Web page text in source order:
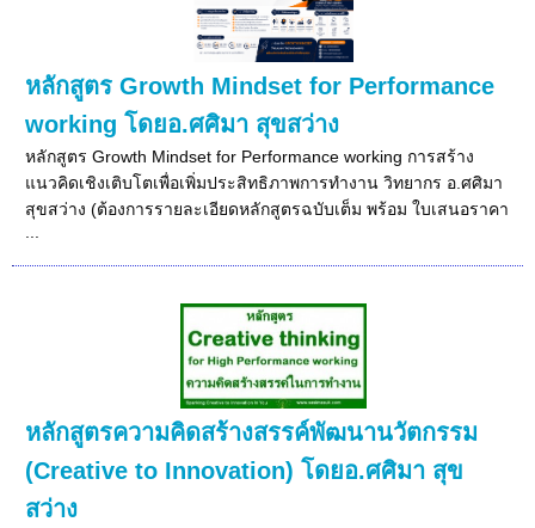
หลักสูตร Growth Mindset for Performance
working โดยอ.ศศิมา สุขสว่าง
หลักสูตร Growth Mindset for Performance working การสร้าง
แนวคิดเชิงเติบโตเพื่อเพิ่มประสิทธิภาพการทำงาน วิทยากร อ.ศศิมา
สุขสว่าง (ต้องการรายละเอียดหลักสูตรฉบับเต็ม พร้อม ใบเสนอราคา
หลักสูตรความคิดสร้างสรรค์พัฒนานวัตกรรม
(Creative to Innovation) โดยอ.ศศิมา สุข
สว่าง